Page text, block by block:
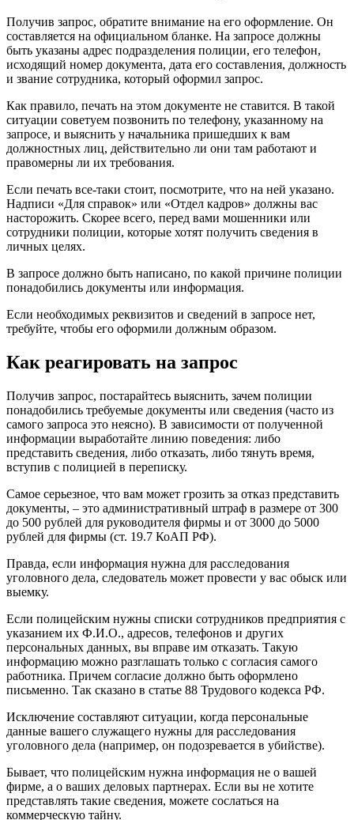
Получив запрос, обратите внимание на его оформление. Он
составляется на официальном бланке. На запросе должны
быть указаны адрес подразделения полиции, его телефон,
исходящий номер документа, дата его составления, должность
и звание сотрудника, который оформил запрос.
Как правило, печать на этом документе не ставится. В такой
ситуации советуем позвонить по телефону, указанному на
запросе, и выяснить у начальника пришедших к вам
должностных лиц, действительно ли они там работают и
правомерны ли их требования.
Если печать все-таки стоит, посмотрите, что на ней указано.
Надписи «Для справок» или «Отдел кадров» должны вас
насторожить. Скорее всего, перед вами мошенники или
сотрудники полиции, которые хотят получить сведения в
личных целях.
В запросе должно быть написано, по какой причине полиции
понадобились документы или информация.
Если необходимых реквизитов и сведений в запросе нет,
требуйте, чтобы его оформили должным образом.
Как реагировать на запрос
Получив запрос, постарайтесь выяснить, зачем полиции
понадобились требуемые документы или сведения (часто из
самого запроса это неясно). В зависимости от полученной
информации выработайте линию поведения: либо
представить сведения, либо отказать, либо тянуть время,
вступив с полицией в переписку.
Самое серьезное, что вам может грозить за отказ представить
документы, – это административный штраф в размере от 300
до 500 рублей для руководителя фирмы и от 3000 до 5000
рублей для фирмы (ст. 19.7 КоАП РФ).
Правда, если информация нужна для расследования
уголовного дела, следователь может провести у вас обыск или
выемку.
Если полицейским нужны списки сотрудников предприятия с
указанием их Ф.И.О., адресов, телефонов и других
персональных данных, вы вправе им отказать. Такую
информацию можно разглашать только с согласия самого
работника. Причем согласие должно быть оформлено
письменно. Так сказано в статье 88 Трудового кодекса РФ.
Исключение составляют ситуации, когда персональные
данные вашего служащего нужны для расследования
уголовного дела (например, он подозревается в убийстве).
Бывает, что полицейским нужна информация не о вашей
фирме, а о ваших деловых партнерах. Если вы не хотите
представлять такие сведения, можете сослаться на
коммерческую тайну.